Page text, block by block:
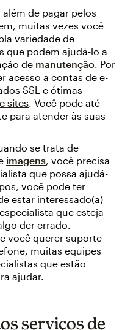
além de pagar pelos
muitas vezes você
variedade de
que podem ajudá-lo a
de manutenção . Por
acesso a contas de e-
SSL e ótimas
sites . Você pode até
para atender às suas
se trata de
imagens , você precisa
que possa ajudá-
você pode ter
estar interessado(a)
que esteja
der errado.
você querer suporte
muitas equipes
que estão
ajudar.
serviços de